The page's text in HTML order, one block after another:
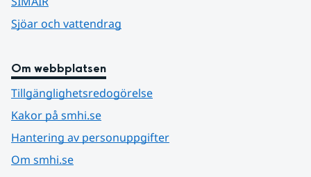
Sjöar och vattendrag
Om webbplatsen
Tillgänglighetsredogörelse
Kakor på smhi.se
Hantering av personuppgifter
Om smhi.se